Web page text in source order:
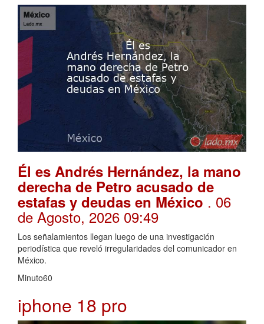
Él es Andrés Hernández, la mano
derecha de Petro acusado de
estafas y deudas en México . 06
de Agosto, 2026 09:49
Los señalamientos llegan luego de una investigación
periodística que reveló irregularidades del comunicador en
México.
Minuto60
iphone 18 pro